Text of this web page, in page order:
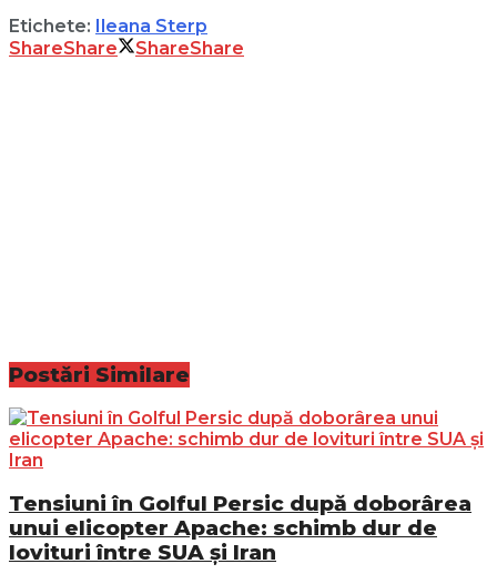
Etichete: Ileana Sterp
ShareShare ShareShare
Postări Similare
Tensiuni în Golful Persic după doborârea
unui elicopter Apache: schimb dur de
lovituri între SUA și Iran